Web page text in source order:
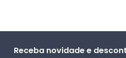
Receba novidade e